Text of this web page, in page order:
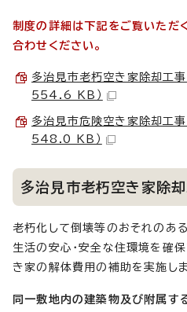
制度の詳細は下記をご覧いただ
合わせください。
多治見市老朽空き家除却工
554.6 KB）
多治見市危険空き家除却工
548.0 KB）
多治見市老朽空き家除
老朽化して倒壊等のおそれのあ
生活の安心・安全な住環境を確
き家の解体費用の補助を実施しま
同一敷地内の建築物及び附属す